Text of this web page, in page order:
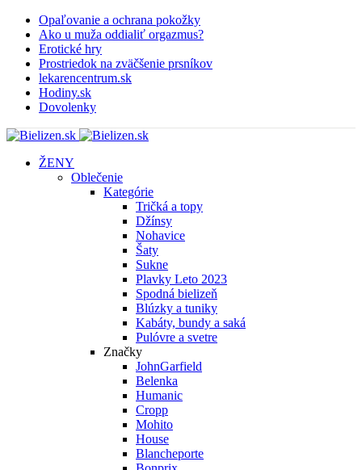
Opaľovanie a ochrana pokožky
Ako u muža oddialiť orgazmus?
Erotické hry
Prostriedok na zväčšenie prsníkov
lekarencentrum.sk
Hodiny.sk
Dovolenky
ŽENY
Oblečenie
Kategórie
Tričká a topy
Džínsy
Nohavice
Šaty
Sukne
Plavky Leto 2023
Spodná bielizeň
Blúzky a tuniky
Kabáty, bundy a saká
Pulóvre a svetre
Značky
JohnGarfield
Belenka
Humanic
Cropp
Mohito
House
Blancheporte